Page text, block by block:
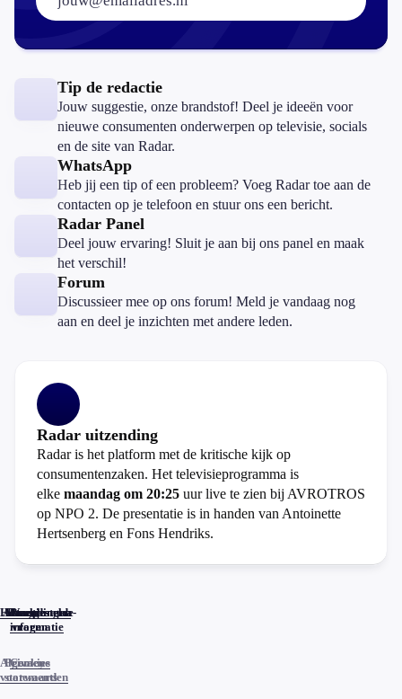
Tip de redactie
Jouw suggestie, onze brandstof! Deel je ideeën voor
nieuwe consumenten onderwerpen op televisie, socials
en de site van Radar.
WhatsApp
Heb jij een tip of een probleem? Voeg Radar toe aan de
contacten op je telefoon en stuur ons een bericht.
Radar Panel
Deel jouw ervaring! Sluit je aan bij ons panel en maak
het verschil!
Forum
Discussieer mee op ons forum! Meld je vandaag nog
aan en deel je inzichten met andere leden.
Radar uitzending
Radar is het platform met de kritische kijk op
consumentenzaken. Het televisieprogramma is
elke maandag om 20:25 uur live te zien bij AVROTROS
op NPO 2. De presentatie is in handen van Antoinette
Hertsenberg en Fons Hendriks.
Home
Actueel
Uitzendingen
Reacties
Programma-
informatie
Veelgestelde
vragen
Algemene
voorwaarden
Privacy
statements
Cookies